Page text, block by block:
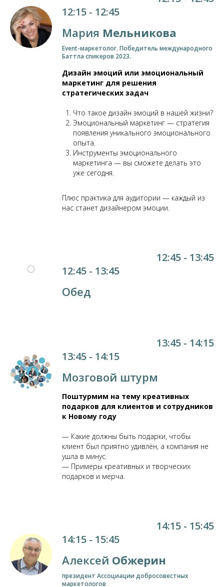
12:15 - 12:45
Мария Мельникова
Event-маркетолог. Победитель международного
Баттла спикеров 2023.
Дизайн эмоций или эмоциональный
маркетинг для решения
стратегических задач
Что такое дизайн эмоций в нашей жизни?
Эмоциональный маркетинг — стратегия
появления уникального эмоционального
опыта.
Инструменты эмоционального
маркетинга — вы сможете делать это
уже сегодня.
Плюс практика для аудитории — каждый из
нас станет дизайнером эмоции.
12:45 - 13:45
12:45 - 13:45
Обед
13:45 - 14:15
13:45 - 14:15
Мозговой штурм
Поштурмим на тему креативных
подарков для клиентов и сотрудников
к Новому году
— Какие должны быть подарки, чтобы
клиент был приятно удивлён, а компания не
ушла в минус.
— Примеры креативных и творческих
подарков и мерча.
14:15 - 15:45
14:15 - 15:45
Алексей Обжерин
президент Ассоциации добросовестных
маркетологов